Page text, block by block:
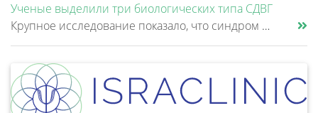
Ученые выделили три биологических типа СДВГ
Крупное исследование показало, что синдром дефицита внимания и гиперактивности (СДВГ) может включать не два, а три биоло......